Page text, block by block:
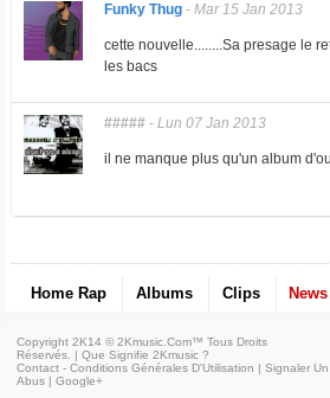
Funky Thug- Mar 15 Jan 2013
cette nouvelle........Sa presage le
les bacs
#####- Lun 07 Jan 2013
il ne manque plus qu'un album
Home Rap Albums Clips News
Copyright 2K14 © 2Kmusic.com™Tous Droits
Réservés . |Que Signifie 2Kmusic ?
Contact - Conditions Générales D'Utilisation |Signaler Un
Abus |Google+